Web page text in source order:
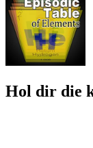
Hol dir die